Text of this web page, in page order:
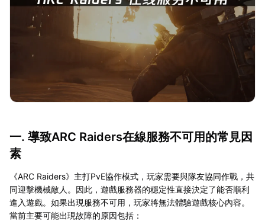
一. 導致ARC Raiders在線服務不可用的常見因
素
《ARC Raiders》主打PvE協作模式，玩家需要與隊友協同作戰，共
同迎擊機械敵人。因此，遊戲服務器的穩定性直接決定了能否順利
進入遊戲。如果出現服務不可用，玩家將無法體驗遊戲核心內容。
當前主要可能出現故障的原因包括：